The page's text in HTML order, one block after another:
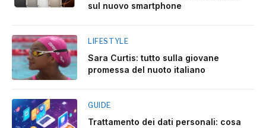
sul nuovo smartphone
LIFESTYLE
Sara Curtis: tutto sulla giovane
promessa del nuoto italiano
GUIDE
Trattamento dei dati personali: cosa